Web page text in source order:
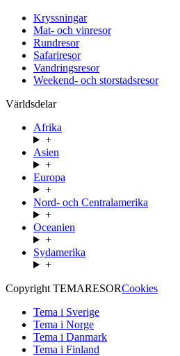
Kryssningar
Mat- och vinresor
Rundresor
Safariresor
Vandringsresor
Weekend- och storstadsresor
Världsdelar
Afrika
+
Asien
+
Europa
+
Nord- och Centralamerika
+
Oceanien
+
Sydamerika
+
Copyright TEMARESORCookies
Tema i Sverige
Tema i Norge
Tema i Danmark
Tema i Finland